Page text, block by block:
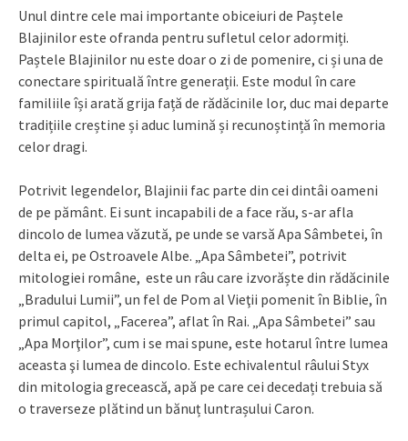
Unul dintre cele mai importante obiceiuri de Paștele
Blajinilor este ofranda pentru sufletul celor adormiți.
Paștele Blajinilor nu este doar o zi de pomenire, ci și una de
conectare spirituală între generații. Este modul în care
familiile își arată grija față de rădăcinile lor, duc mai departe
tradițiile creștine și aduc lumină și recunoștință în memoria
celor dragi.
Potrivit legendelor, Blajinii fac parte din cei dintâi oameni
de pe pământ. Ei sunt incapabili de a face rău, s-ar afla
dincolo de lumea văzută, pe unde se varsă Apa Sâmbetei, în
delta ei, pe Ostroavele Albe. „Apa Sâmbetei”, potrivit
mitologiei române, este un râu care izvorăște din rădăcinile
„Bradului Lumii”, un fel de Pom al Vieţii pomenit în Biblie, în
primul capitol, „Facerea”, aflat în Rai. „Apa Sâmbetei” sau
„Apa Morţilor”, cum i se mai spune, este hotarul între lumea
aceasta şi lumea de dincolo. Este echivalentul râului Styx
din mitologia grecească, apă pe care cei decedați trebuia să
o traverseze plătind un bănuț luntrașului Caron.